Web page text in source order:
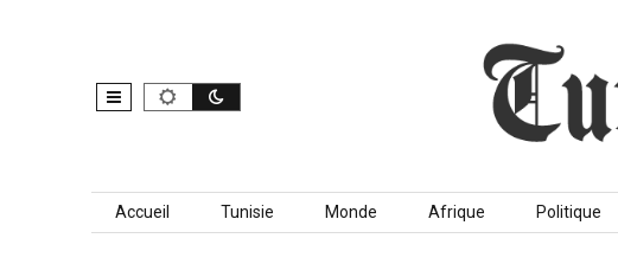
Skip to content
Accueil Tunisie Monde Afrique Politique